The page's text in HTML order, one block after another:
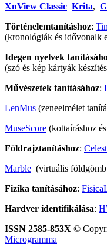
XnView Classic Krita,
Történelemtanításhoz:
(kronológiák és idővonalk
Idegen nyelvek
(szó és kép kártyák
Művészetek tanításához:
LenMus (zeneelmélet
MuseScore (kottaíráshoz
Földrajztanításhoz:
Marble (virtuális földgömb
Fizika tanításához:
Hardver identifikálása:
ISSN 2585-853X ©
Microgramma